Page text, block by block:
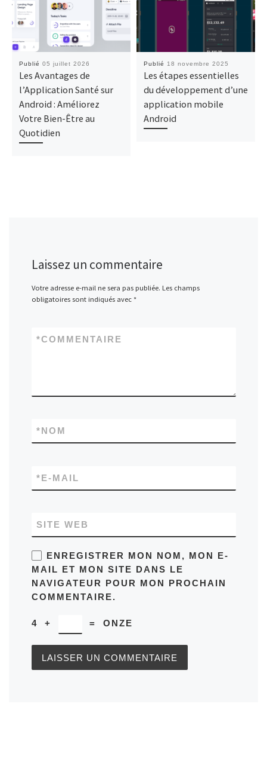
Publié 05 juillet 2026
Les Avantages de
l’Application Santé sur
Android : Améliorez
Votre Bien-Être au
Quotidien
Publié 18 novembre 2025
Les étapes essentielles
du développement d’une
application mobile
Android
Laissez un commentaire
Votre adresse e-mail ne sera pas publiée. Les champs
obligatoires sont indiqués avec *
COMMENTAIRE
*
NOM
*
E-MAIL
*
SITE WEB
ENREGISTRER MON NOM, MON E-
MAIL ET MON SITE DANS LE
NAVIGATEUR POUR MON PROCHAIN
COMMENTAIRE.
4 + = ONZE